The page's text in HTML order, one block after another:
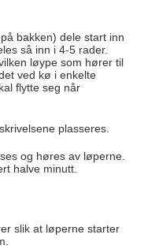
bakken) dele start inn
så inn i 4-5 rader.
løype som hører til
ved kø i enkelte
flytte seg når
plasseres.
og høres av løperne.
halve minutt.
slik at løperne starter